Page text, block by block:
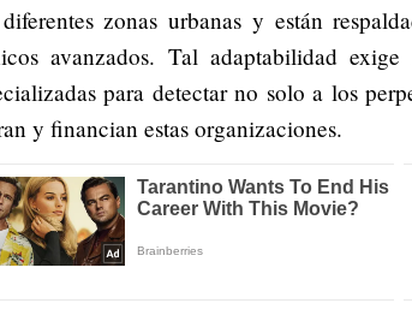
zonas urbanas y están
avanzados. Tal adaptabilidad
para detectar no solo a los
y financian estas organizaciones.